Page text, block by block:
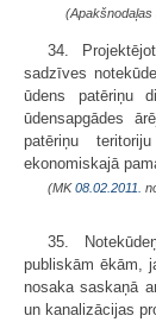
34.
sadzīves
ūdens patēriņu
ūdensapgādes
patēriņu
ekonomiskajā
(MK08.02.2011.
35.
publiskām ēkām,
nosaka saskaņā
un kanalizācijas